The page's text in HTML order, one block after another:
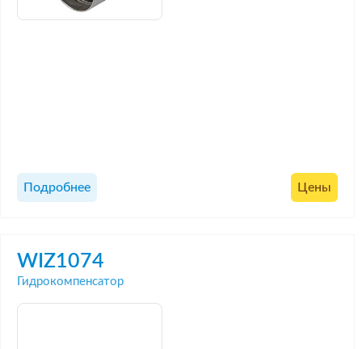
Подробнее Цены
WIZ1074
Гидрокомпенсатор